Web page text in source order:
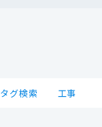
タグ検索 工事